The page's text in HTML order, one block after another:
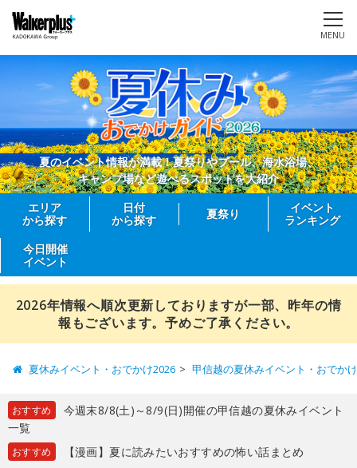
MENU
夏のイベント情報が満載！夏祭りやプール、海水浴場、
キャンプ場など遊べるスポットを大紹介
エリア
から探す
日付
から探す
夏祭り
イベント
ランキング
今日開催
イベント
2026年情報へ順次更新しておりますが一部、昨年の情
報もございます。予めご了承ください。
夏休みイベント・おでかけ2026 甲信越の夏休みイベント・おでか
おすすめ
今週末8/8(土)～8/9(日)開催の甲信越の夏休みイベント
一覧
おすすめ 【漫画】夏に読みたいおすすめの怖い話まとめ